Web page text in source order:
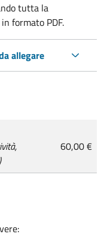
tutta la
formato PDF.
allegare
60,00 €